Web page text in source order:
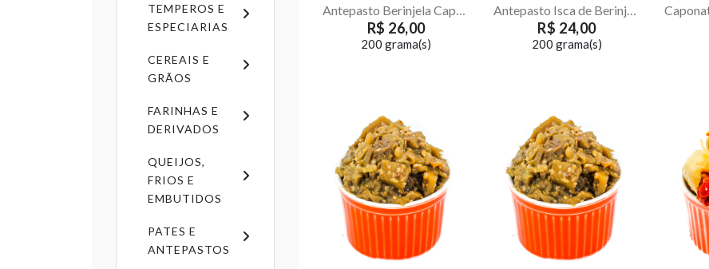
TEMPEROS E
ESPECIARIAS
CEREAIS E
GRÃOS
FARINHAS E
DERIVADOS
QUEIJOS,
FRIOS E
EMBUTIDOS
PATES E
ANTEPASTOS
Antepasto Berinjela Caponata
R$ 26,00
200 grama(s)
Antepasto Isca de Berinjela
R$ 24,00
200 grama(s)